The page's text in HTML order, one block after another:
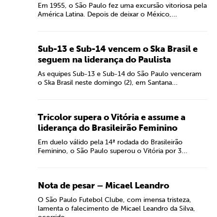
Em 1955, o São Paulo fez uma excursão vitoriosa pela
América Latina. Depois de deixar o México,...
Sub-13 e Sub-14 vencem o Ska Brasil e
seguem na liderança do Paulista
As equipes Sub-13 e Sub-14 do São Paulo venceram
o Ska Brasil neste domingo (2), em Santana...
Tricolor supera o Vitória e assume a
liderança do Brasileirão Feminino
Em duelo válido pela 14ª rodada do Brasileirão
Feminino, o São Paulo superou o Vitória por 3...
Nota de pesar – Micael Leandro
O São Paulo Futebol Clube, com imensa tristeza,
lamenta o falecimento de Micael Leandro da Silva,